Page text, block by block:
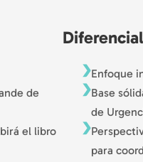
Enfoque
de
Base
de
el libro
para